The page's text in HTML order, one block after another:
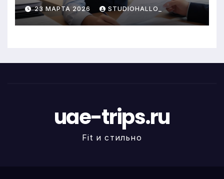
23 МАРТА 2026 STUDIOHALLO_
uae-trips.ru
Fit и стильно